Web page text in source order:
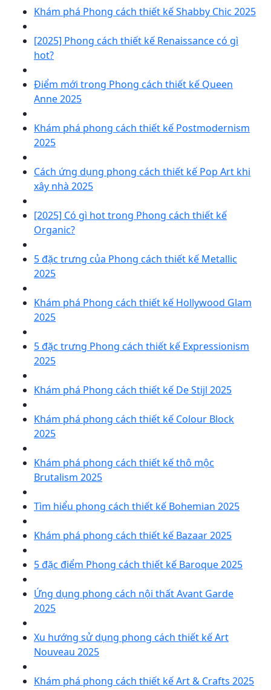
Khám phá Phong cách thiết kế Shabby Chic 2025
[2025] Phong cách thiết kế Renaissance có gì
hot?
Điểm mới trong Phong cách thiết kế Queen
Anne 2025
Khám phá phong cách thiết kế Postmodernism
2025
Cách ứng dụng phong cách thiết kế Pop Art khi
xây nhà 2025
[2025] Có gì hot trong Phong cách thiết kế
Organic?
5 đặc trưng của Phong cách thiết kế Metallic
2025
Khám phá Phong cách thiết kế Hollywood Glam
2025
5 đặc trưng Phong cách thiết kế Expressionism
2025
Khám phá Phong cách thiết kế De Stijl 2025
Khám phá phong cách thiết kế Colour Block
2025
Khám phá phong cách thiết kế thô mộc
Brutalism 2025
Tìm hiểu phong cách thiết kế Bohemian 2025
Khám phá phong cách thiết kế Bazaar 2025
5 đặc điểm Phong cách thiết kế Baroque 2025
Ứng dụng phong cách nội thất Avant Garde
2025
Xu hướng sử dụng phong cách thiết kế Art
Nouveau 2025
Khám phá phong cách thiết kế Art & Crafts 2025